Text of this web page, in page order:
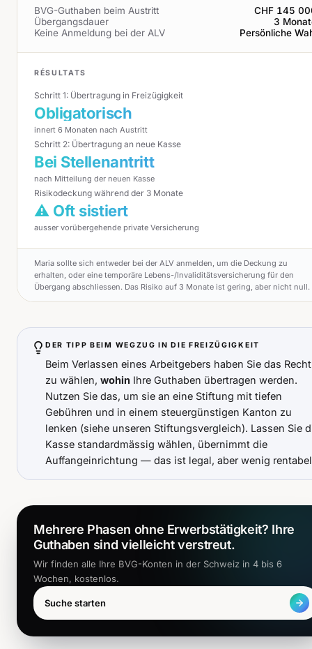
BVG-Guthaben beim Austritt
CHF 145
Übergangsdauer
3
Keine Anmeldung bei der ALV
Persönliche
RÉSULTATS
Schritt 1: Übertragung in Freizügigkeit
Obligatorisch
innert 6 Monaten nach Austritt
Schritt 2: Übertragung an neue Kasse
Bei Stellenantritt
nach Mitteilung der neuen Kasse
Risikodeckung während der 3 Monate
⚠ Oft sistiert
ausser vorübergehende private Versicherung
Maria sollte sich entweder bei der ALV anmelden, um die Deckung zu
erhalten, oder eine temporäre Lebens-/Invaliditätsversicherung für den
Übergang abschliessen. Das Risiko auf 3 Monate ist gering, aber nicht null.
DER TIPP BEIM WEGZUG IN DIE FREIZÜGIGKEIT
Beim Verlassen eines Arbeitgebers haben Sie das Recht
zu wählen, wohin Ihre Guthaben übertragen werden.
Nutzen Sie das, um sie an eine Stiftung mit tiefen
Gebühren und in einem steuergünstigen Kanton zu
lenken (siehe unseren Stiftungsvergleich). Lassen Sie
Kasse standardmässig wählen, übernimmt die
Auffangeinrichtung — das ist legal, aber wenig
Mehrere Phasen ohne Erwerbstätigkeit? Ihre
Guthaben sind vielleicht verstreut.
Wir finden alle Ihre BVG-Konten in der Schweiz in 4 bis 6
Wochen, kostenlos.
Suche starten